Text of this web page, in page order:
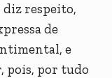
diz respeito,
de
e
pois, por tudo